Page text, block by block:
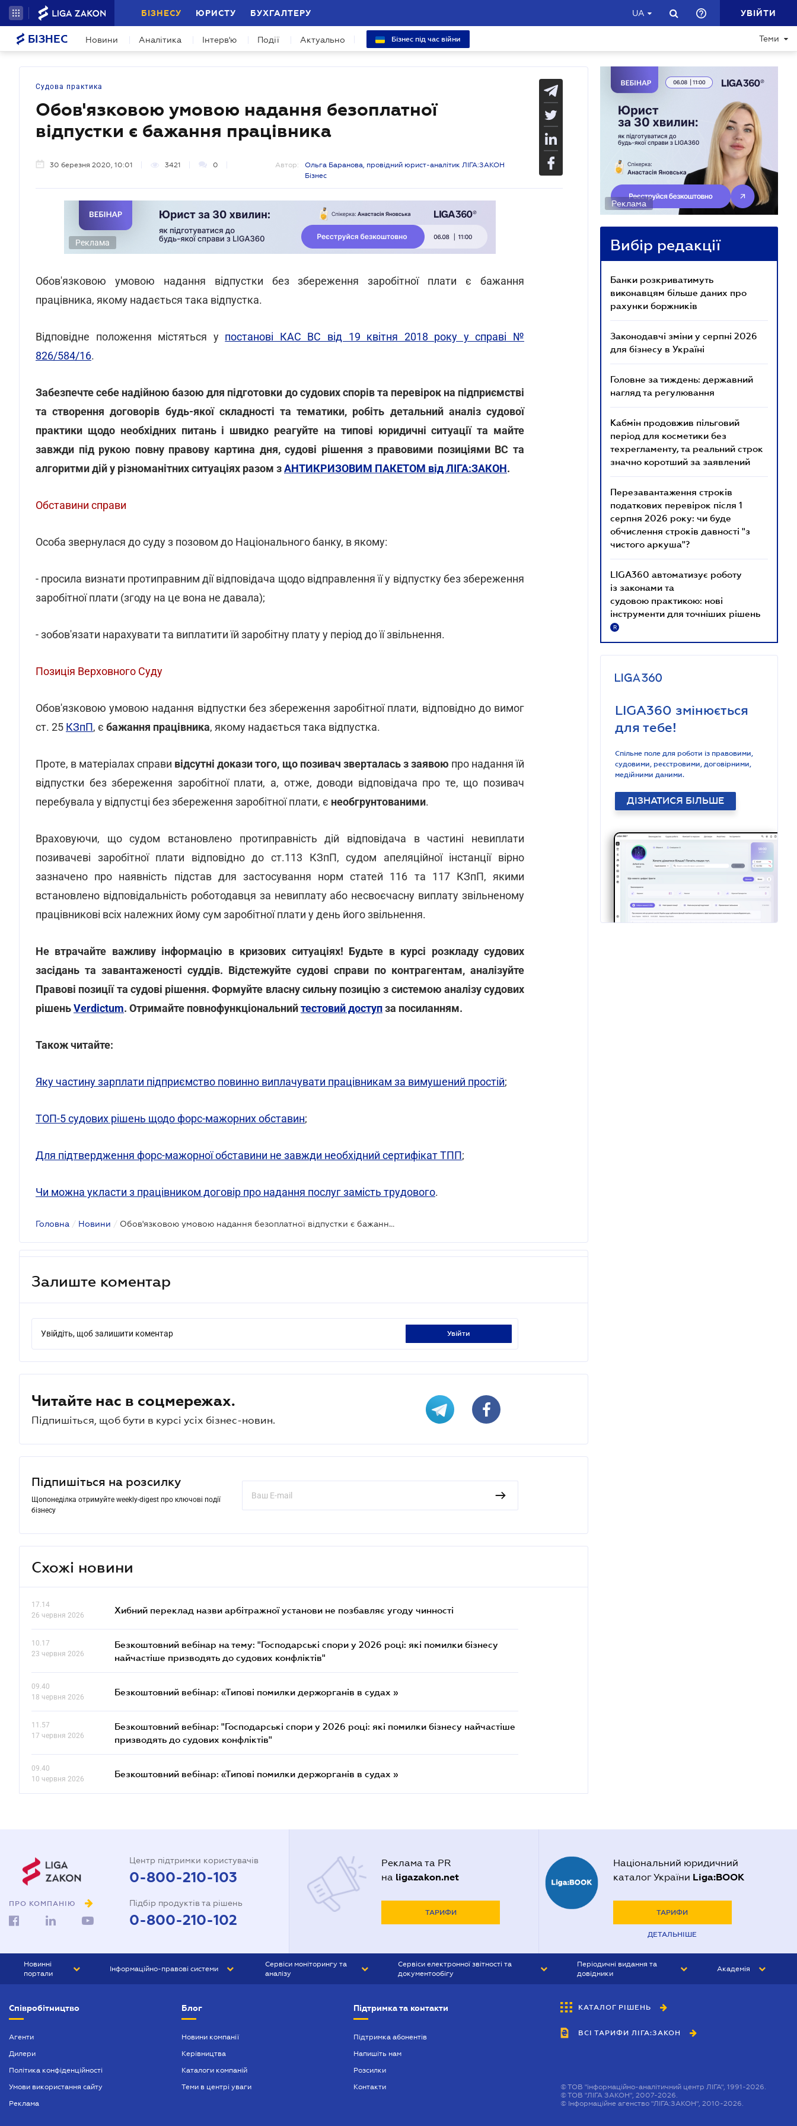
БІЗНЕСУ ЮРИСТУ БУХГАЛТЕРУ UA УВІЙТИ
БІЗНЕС Новини Аналітика Інтерв'ю Події Актуально Бізнес під час війни Теми
Судова практика
Обов'язковою умовою надання безоплатної
відпустки є бажання працівника
30 березня 2020, 10:01 3421 0 Автор:
Ольга Баранова, провідний юрист-аналітик ЛІГА:ЗАКОН
Бізнес
Реклама
Обов'язковою умовою надання відпустки без збереження заробітної плати є бажання
працівника, якому надається така відпустка.
Відповідне положення містяться у постанові КАС ВС від 19 квітня 2018 року у справі №
826/584/16.
Забезпечте себе надійною базою для підготовки до судових спорів та перевірок на підприємстві
та створення договорів будь-якої складності та тематики, робіть детальний аналіз судової
практики щодо необхідних питань і швидко реагуйте на типові юридичні ситуації та майте
завжди під рукою повну правову картина дня, судові рішення з правовими позиціями ВС та
алгоритми дій у різноманітних ситуаціях разом зАНТИКРИЗОВИМ ПАКЕТОМ від ЛІГА:ЗАКОН.
Обставини справи
Особа звернулася до суду з позовом до Національного банку, в якому:
- просила визнати протиправним дії відповідача щодо відправлення її у відпустку без збереження
заробітної плати (згоду на це вона не давала);
- зобов'язати нарахувати та виплатити їй заробітну плату у період до її звільнення.
Позиція Верховного Суду
Обов'язковою умовою надання відпустки без збереження заробітної плати, відповідно до вимог
ст. 25 КЗпП, є бажання працівника, якому надається така відпустка.
Проте, в матеріалах справи відсутні докази того, що позивач зверталась з заявою про надання їй
відпустки без збереження заробітної плати, а, отже, доводи відповідача про те, що позивач
перебувала у відпустці без збереження заробітної плати, є необгрунтованими.
Враховуючи, що судом встановлено протиправність дій відповідача в частині невиплати
позивачеві заробітної плати відповідно до ст.113 КЗпП, судом апеляційної інстанції вірно
зазначено про наявність підстав для застосування норм статей 116 та 117 КЗпП, якими
встановлено відповідальність роботодавця за невиплату або несвоєчасну виплату звільненому
працівникові всіх належних йому сум заробітної плати у день його звільнення.
Не втрачайте важливу інформацію в кризових ситуаціях! Будьте в курсі розкладу судових
засідань та завантаженості суддів. Відстежуйте судові справи по контрагентам, аналізуйте
Правові позиції та судові рішення. Формуйте власну сильну позицію з системою аналізу судових
рішеньVerdictum. Отримайте повнофункціональнийтестовий доступза посиланням.
Також читайте:
Яку частину зарплати підприємство повинно виплачувати працівникам за вимушений простій;
ТОП-5 судових рішень щодо форс-мажорних обставин;
Для підтвердження форс-мажорної обставини не завжди необхідний сертифікат ТПП;
Чи можна укласти з працівником договір про надання послуг замість трудового.
Головна / Новини / Обов'язковою умовою надання безоплатної відпустки є бажання працівника
Залиште коментар
Увійдіть, щоб залишити коментар увійти
Читайте нас в соцмережах.
Підпишіться, щоб бути в курсі усіх бізнес-новин.
Підпишіться на розсилку
Щопонеділка отримуйте weekly-digest про ключові події
бізнесу
Схожі новини
17.14
26 червня 2026
Хибний переклад назви арбітражної установи не позбавляє угоду чинності
10.17
23 червня 2026
Безкоштовний вебінар на тему: "Господарські спори у 2026 році: які помилки бізнесу
найчастіше призводять до судових конфліктів"
09.40
18 червня 2026
Безкоштовний вебінар: «Типові помилки держорганів в судах »
11.57
17 червня 2026
Безкоштовний вебінар: "Господарські спори у 2026 році: які помилки бізнесу найчастіше
призводять до судових конфліктів"
09.40
10 червня 2026
Безкоштовний вебінар: «Типові помилки держорганів в судах »
Реклама
Вибір редакції
Банки розкриватимуть
виконавцям більше даних про
рахунки боржників
Законодавчі зміни у серпні 2026
для бізнесу в Україні
Головне за тиждень: державний
нагляд та регулювання
Кабмін продовжив пільговий
період для косметики без
техрегламенту, та реальний строк
значно коротший за заявлений
Перезавантаження строків
податкових перевірок після 1
серпня 2026 року: чи буде
обчислення строків давності "з
чистого аркуша"?
LIGA360 автоматизує роботу
із законами та
судовою практикою: нові
інструменти для точніших рішень
R
LIGA360 змінюється
для тебе!
Спільне поле для роботи із правовими,
судовими, реєстровими, договірними,
медійними даними.
ДІЗНАТИСЯ БІЛЬШЕ
ПРО КОМПАНІЮ
Центр підтримки користувачів
0-800-210-103
Підбір продуктів та рішень
0-800-210-102
Реклама та PR
на ligazakon.net
ТАРИФИ
Національний юридичний
каталог України Liga:BOOK
ТАРИФИ
ДЕТАЛЬНІШЕ
Новинні
портали
БІЗНЕС
Інформаційно-правові системи
БУХГАЛТЕР ПРОФ
Сервіси моніторингу та
аналізу
Сервіси електронної звітності та
документообігу
Періодичні видання та
довідники
БУХГАЛТЕР&ЗАКОН
ВІСНИК МСФЗ
Академія
Співробітництво
Агенти
Дилери
Політика конфіденційності
Умови використання сайту
Реклама
Блог
Новини компанії
Керівництва
Каталоги компаній
Теми в центрі уваги
Підтримка та контакти
Підтримка абонентів
Напишіть нам
Розсилки
Контакти
КАТАЛОГ РІШЕНЬ
ВСІ ТАРИФИ ЛІГА:ЗАКОН
©ТОВ "інформаційно-аналітичний центр ЛІГА", 1991-2026.
©ТОВ "ЛІГА ЗАКОН", 2007-2026.
© Інформаційне агенство "ЛІГА:ЗАКОН", 2010-2026.